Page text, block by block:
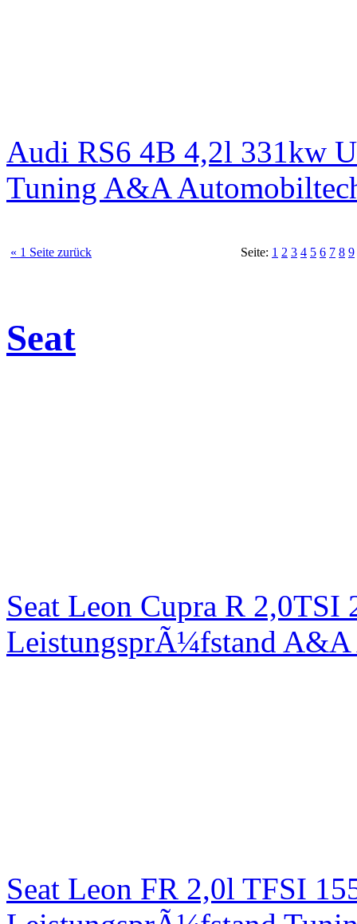
Audi RS6 4B 4,2l 331kw
Tuning A&A
« 1 Seite zurück Seite: 1 2 3 4 5 6 7 8 9
Seat
Seat Leon Cupra R
LeistungsprÃ¼fstand
Seat Leon FR 2,0l TFSI